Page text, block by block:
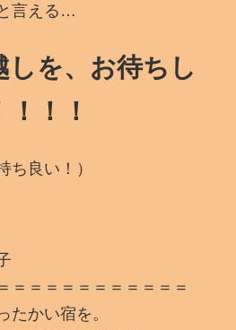
言える…
しを、お待ちし
！！
ち良い！）
＝＝＝＝＝＝＝＝＝＝＝
たかい宿を。